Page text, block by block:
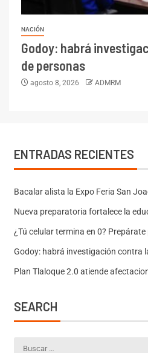
NACIÓN
Godoy: habrá
de personas
agosto 8, 2026 ADMRM
ENTRADAS RECIENTES
Bacalar alista la Expo Feria San
Nueva preparatoria fortalece la
¿Tú celular termina en 0?
Godoy: habrá investigación contra
Plan Tlaloque 2.0 atiende
SEARCH